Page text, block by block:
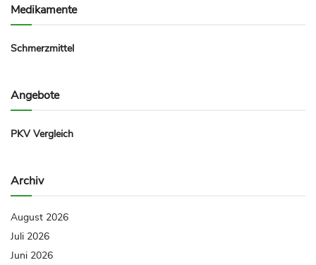
Medikamente
Schmerzmittel
Angebote
PKV Vergleich
Archiv
August 2026
Juli 2026
Juni 2026